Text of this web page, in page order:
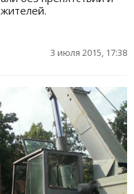
3 июля 2015, 17:38